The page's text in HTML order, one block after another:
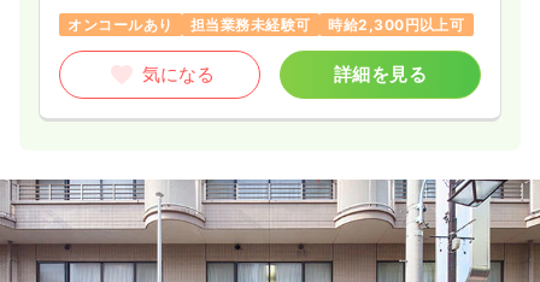
オンコールあり
担当業務未経験可 時給2,300円以上可
気になる 詳細を見る